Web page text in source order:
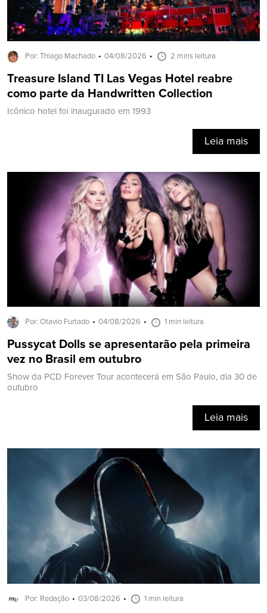
Por: Thiago Machado 04/08/2026 2 mins leitura
Treasure Island TI Las Vegas Hotel reabre
como parte da Handwritten Collection
Icônico hotel foi inaugurado em 1993
Leia mais
Por: Otavio Furtado 04/08/2026 1 min leitura
Pussycat Dolls se apresentarão pela primeira
vez no Brasil em outubro
Show da PCD Forever Tour acontecerá em São Paulo, dia 30 de
outubro
Leia mais
Por: Redação 03/08/2026 1 min leitura